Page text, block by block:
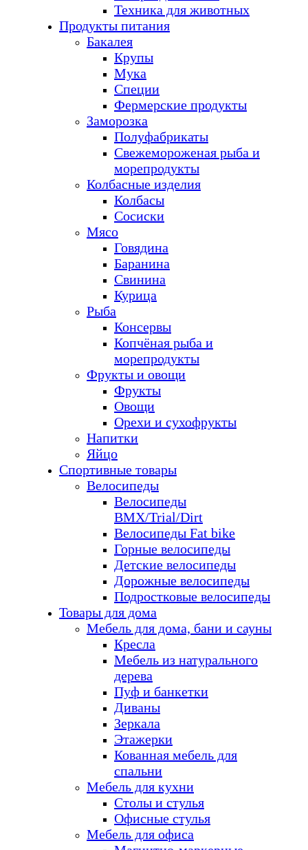
Техника для животных
Продукты питания
Бакалея
Крупы
Мука
Специи
Фермерские продукты
Заморозка
Полуфабрикаты
Свежемороженая рыба и
морепродукты
Колбасные изделия
Колбасы
Сосиски
Мясо
Говядина
Баранина
Свинина
Курица
Рыба
Консервы
Копчёная рыба и
морепродукты
Фрукты и овощи
Фрукты
Овощи
Орехи и сухофрукты
Напитки
Яйцо
Спортивные товары
Велосипеды
Велосипеды
BMX/Trial/Dirt
Велосипеды Fat bike
Горные велосипеды
Детские велосипеды
Дорожные велосипеды
Подростковые велосипеды
Товары для дома
Мебель для дома, бани и сауны
Кресла
Мебель из натурального
дерева
Пуф и банкетки
Диваны
Зеркала
Этажерки
Кованная мебель для
спальни
Мебель для кухни
Столы и стулья
Офисные стулья
Мебель для офиса